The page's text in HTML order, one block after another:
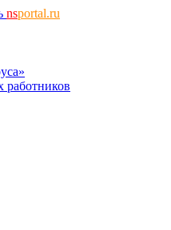
nsportal.ru
работников